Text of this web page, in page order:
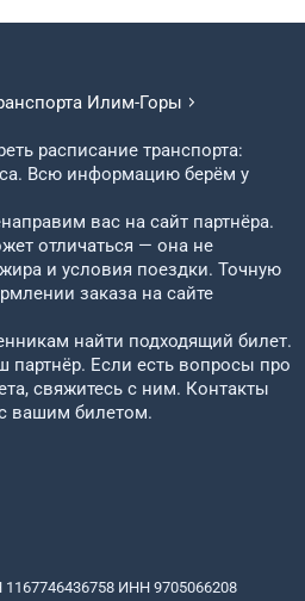
Илим-Горы
расписание транспорта:
Всю информацию берём у
вас на сайт партнёра.
отличаться — она не
и условия поездки. Точную
заказа на сайте
найти подходящий билет.
партнёр. Если есть вопросы про
свяжитесь с ним. Контакты
вашим билетом.
ИНН 9705066208